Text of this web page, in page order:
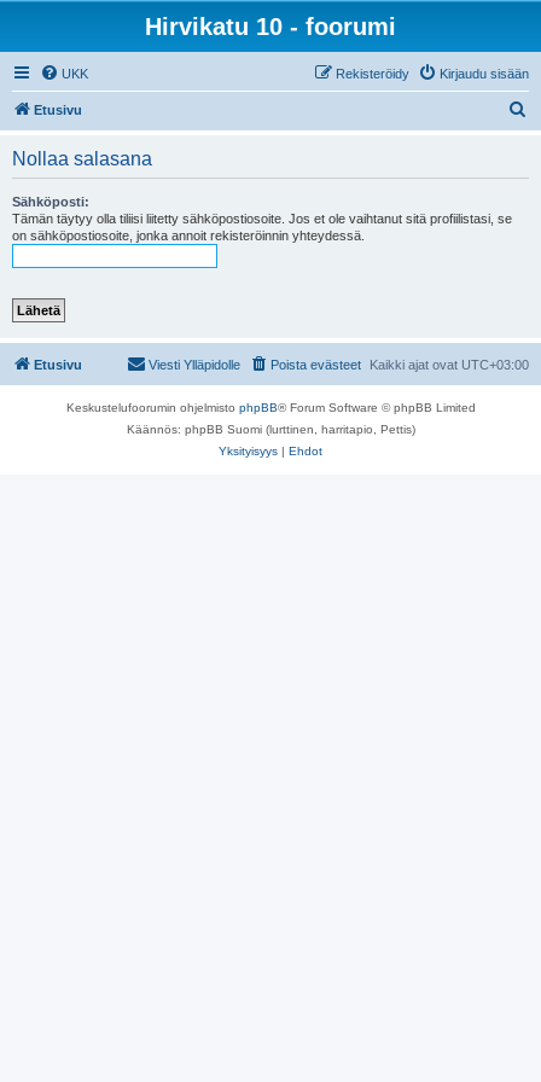
Hirvikatu 10 - foorumi
UKK Kirjaudu sisään
Rekisteröidy
Etusivu
Nollaa salasana
Sähköposti:
Tämän täytyy olla tiliisi liitetty sähköpostiosoite. Jos et ole vaihtanut sitä profiilistasi, se
on sähköpostiosoite, jonka annoit rekisteröinnin yhteydessä.
Etusivu Kaikki ajat ovat UTC+03:00
Poista evästeet
Viesti Ylläpidolle
Keskustelufoorumin ohjelmisto phpBB® Forum Software © phpBB Limited
Käännös: phpBB Suomi (lurttinen, harritapio, Pettis)
Yksityisyys | Ehdot